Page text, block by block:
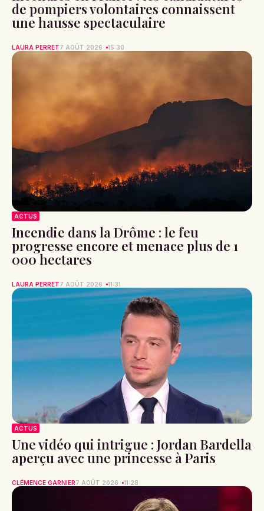
de pompiers volontaires connaissent
une hausse spectaculaire
LAURA PERRET7 AOÛT 2026 15:30
ACTUS
Incendie dans la Drôme : le feu
progresse encore et menace plus de 1
000 hectares
LAURA PERRET7 AOÛT 2026 11:31
ACTUS
Une vidéo qui intrigue : Jordan Bardella
aperçu avec une princesse à Paris
CLÉMENCE GARNIER7 AOÛT 2026 11:28